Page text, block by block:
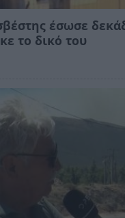
έσωσε
το δικό του